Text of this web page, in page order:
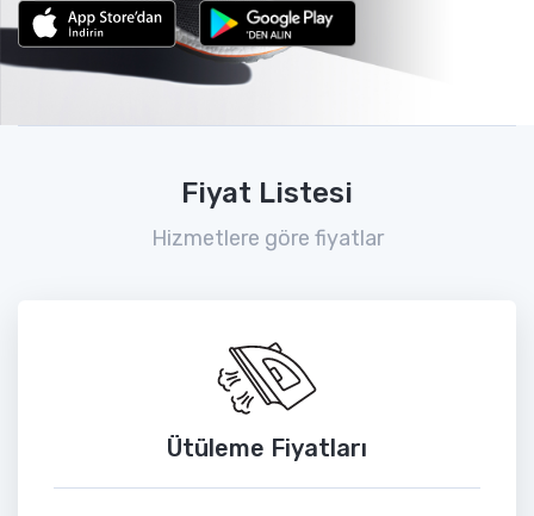
Fiyat Listesi
Hizmetlere göre fiyatlar
Ütüleme Fiyatları